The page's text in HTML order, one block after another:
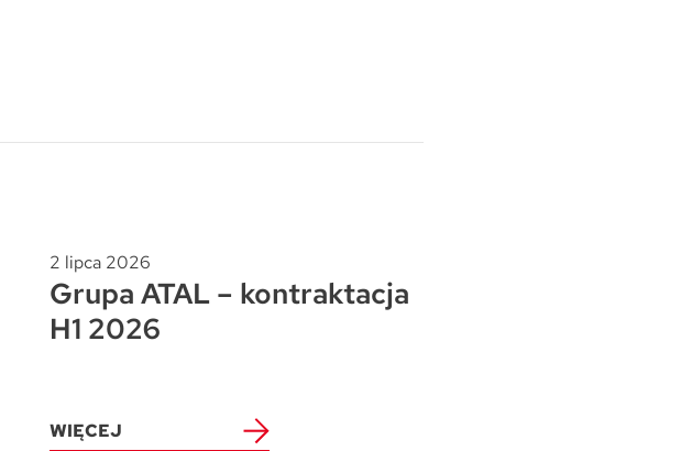
Kowale
2 lipca 2026
Grupa ATAL – kontraktacja
H1 2026
WIĘCEJ